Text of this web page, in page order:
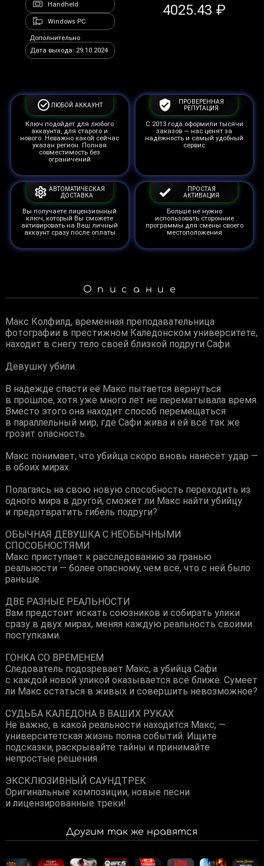
Handheld
Windows PC
Дополнительно
Дата выхода: 29.10.2024
4025.43 ₽
ЛЮБОЙ АККАУНТ
Ключ подойдет для любого
аккаунта, для старого и
нового. Неважно какой сейчас
указан регион. Полная
совместимость без
ограничений
ПРОВЕРЕННАЯ
РЕПУТАЦИЯ
С 2013 года оформили тысячи
заказов — нас ценят за
надёжность и самый удобный
сервис
АВТОМАТИЧЕСКАЯ
ДОСТАВКА
Вы получаете лицензионный
ключ, который Вы сможете
активировать на Ваш личный
аккаунт сразу после оплаты
ПРОСТАЯ
АКТИВАЦИЯ
Больше не нужно
использовать сторонние
программы для смены своего
местоположения
Описание
Макс Колфилд, временная преподавательница
фотографии в престижном Каледонском университете,
находит в снегу тело своей близкой подруги Сафи.
Девушку убили.
В надежде спасти её Макс пытается вернуться
в прошлое, хотя уже много лет не перематывала время.
Вместо этого она находит способ перемещаться
в параллельный мир, где Сафи жива и ей всё так же
грозит опасность.
Макс понимает, что убийца скоро вновь нанесёт удар —
в обоих мирах.
Полагаясь на свою новую способность переходить из
одного мира в другой, сможет ли Макс найти убийцу
и предотвратить гибель подруги?
ОБЫЧНАЯ ДЕВУШКА С НЕОБЫЧНЫМИ
СПОСОБНОСТЯМИ
Макс приступает к расследованию за гранью
реальности — более опасному, чем всё, что с ней было
раньше.
ДВЕ РАЗНЫЕ РЕАЛЬНОСТИ
Вам предстоит искать союзников и собирать улики
сразу в двух мирах, меняя каждую реальность своими
поступками.
ГОНКА СО ВРЕМЕНЕМ
Следователь подозревает Макс, а убийца Сафи
с каждой новой уликой оказывается всё ближе. Сумеет
ли Макс остаться в живых и совершить невозможное?
СУДЬБА КАЛЕДОНА В ВАШИХ РУКАХ
Не важно, в какой реальности находится Макс, —
университетская жизнь полна событий. Ищите
подсказки, раскрывайте тайны и принимайте
непростые решения.
ЭКСКЛЮЗИВНЫЙ САУНДТРЕК
Оригинальные композиции, новые песни
и лицензированные треки!
Другим так же нравятся